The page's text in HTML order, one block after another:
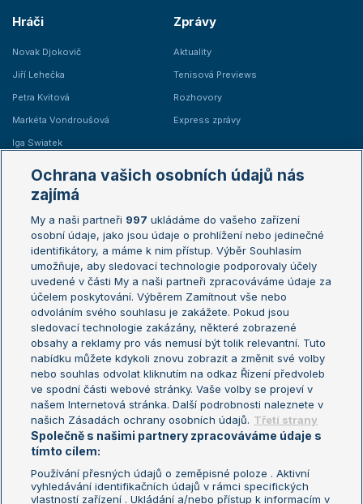
Hráči
Novak Djokovič
Jiří Lehečka
Petra Kvitová
Markéta Vondroušová
Iga Swiatek
Zprávy
Aktuality
Tenisová Previews
Rozhovory
Express zprávy
Žebříčky
Žebříček ATP (muži)
Žebříček WTA (ženy)
Sázkařský žebříček
Australian Open
French Open
Wimbledon
US Open
Turnaj mistrů
Turnaj mistryň
Aktualní trendy
Fotbalové přestupy
Livesport Daily
LS Prague Open
Ochrana vašich osobních údajů nás
zajímá
My a naši partneři 997 ukládáme do vašeho zařízení
osobní údaje, jako jsou údaje o prohlížení nebo jedinečné
identifikátory, a máme k nim přístup. Výběr Souhlasím
umožňuje, aby sledovací technologie podporovaly účely
uvedené v části My a naši partneři zpracováváme údaje za
účelem poskytování. Výběrem Zamítnout vše nebo
odvoláním svého souhlasu je zakážete. Pokud jsou
sledovací technologie zakázány, některé zobrazené
obsahy a reklamy pro vás nemusí být tolik relevantní. Tuto
nabídku můžete kdykoli znovu zobrazit a změnit své volby
nebo souhlas odvolat kliknutím na odkaz Řízení předvoleb
ve spodní části webové stránky. Vaše volby se projeví v
našem Internetová stránka. Další podrobnosti naleznete v
našich Zásadách ochrany osobních údajů. Třetí strany
Společně s našimi partnery zpracováváme údaje s
tímto cílem:
Používání přesných údajů o zeměpisné poloze . Aktivní
vyhledávání identifikačních údajů v rámci specifických
vlastností zařízení . Ukládání a/nebo přístup k informacím v